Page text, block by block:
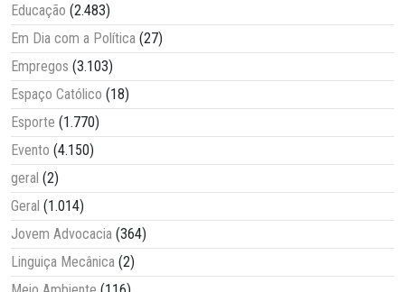
Educação (2.483)
Em Dia com a Política (27)
Empregos (3.103)
Espaço Católico (18)
Esporte (1.770)
Evento (4.150)
geral (2)
Geral (1.014)
Jovem Advocacia (364)
Linguiça Mecânica (2)